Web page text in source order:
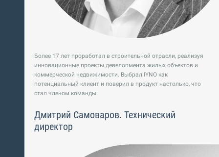
Более 17 лет проработал в строительной отрасли, реализуя
инновационные проекты девелопмента жилых объектов и
коммерческой недвижимости. Выбрал IYNO как
потенциальный клиент и поверил в продукт настолько, что
стал членом команды.
Дмитрий Самоваров. Технический
директор